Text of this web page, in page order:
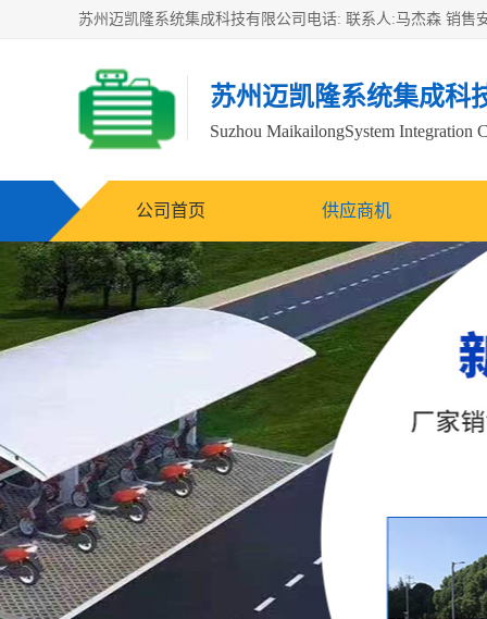
苏州迈凯隆系统集成科
Suzhou MaikailongSystem Integration
公司首页 供应商机